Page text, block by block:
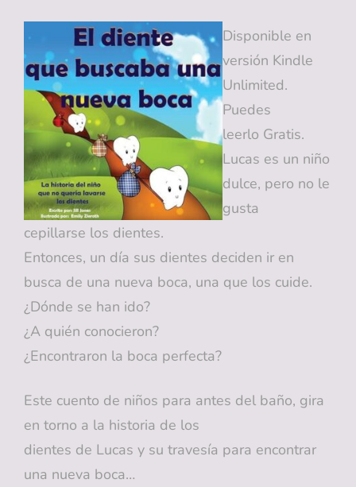
Disponible en
versión Kindle
Unlimited.
Puedes
leerlo Gratis.
Lucas es un niño
dulce, pero no le
gusta
cepillarse los dientes.
Entonces, un día sus dientes deciden ir en
busca de una nueva boca, una que los cuide.
¿Dónde se han ido?
¿A quién conocieron?
¿Encontraron la boca perfecta?
Este cuento de niños para antes del baño, gira
en torno a la historia de los
dientes de Lucas y su travesía para encontrar
una nueva boca…